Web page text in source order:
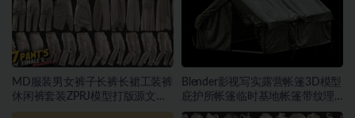
MD服装男女裤子长裤长裙工装裤
休闲裤套装ZPRJ模型打版源文件
Blender影视写实露营帐篷3D模型
庇护所帐篷临时基地帐篷带纹理
贴图